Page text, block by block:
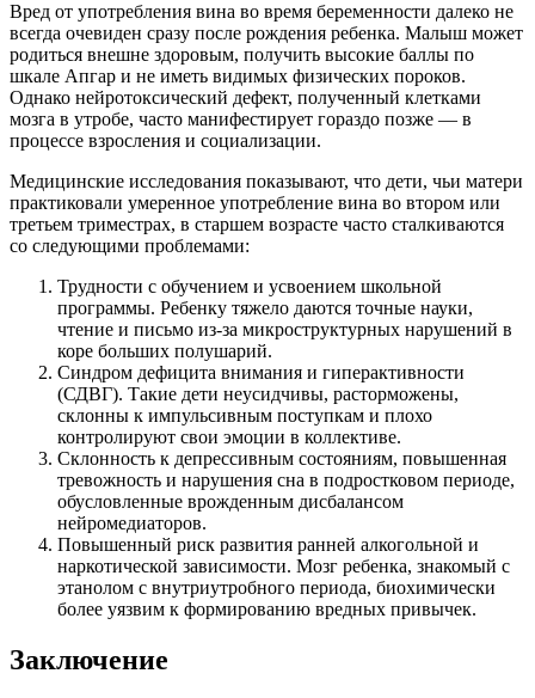
Вред от употребления вина во время беременности далеко не
всегда очевиден сразу после рождения ребенка. Малыш может
родиться внешне здоровым, получить высокие баллы по
шкале Апгар и не иметь видимых физических пороков.
Однако нейротоксический дефект, полученный клетками
мозга в утробе, часто манифестирует гораздо позже — в
процессе взросления и социализации.
Медицинские исследования показывают, что дети, чьи матери
практиковали умеренное употребление вина во втором или
третьем триместрах, в старшем возрасте часто сталкиваются
со следующими проблемами:
Трудности с обучением и усвоением школьной
программы. Ребенку тяжело даются точные науки,
чтение и письмо из-за микроструктурных нарушений в
коре больших полушарий.
Синдром дефицита внимания и гиперактивности
(СДВГ). Такие дети неусидчивы, расторможены,
склонны к импульсивным поступкам и плохо
контролируют свои эмоции в коллективе.
Склонность к депрессивным состояниям, повышенная
тревожность и нарушения сна в подростковом периоде,
обусловленные врожденным дисбалансом
нейромедиаторов.
Повышенный риск развития ранней алкогольной и
наркотической зависимости. Мозг ребенка, знакомый с
этанолом с внутриутробного периода, биохимически
более уязвим к формированию вредных привычек.
Заключение